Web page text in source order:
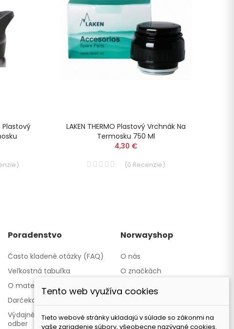
Plastový
)
LAKEN THERMO Plastový Vrchnák Na
Termosku 750 Ml
4,30 €
(0 Recenzie)
Poradenstvo
Často kladené otázky (FAQ)
Veľkostná tabuľka
O materiáloch
Darčekové poukazy
Výdajné miesto - Osobný
odber
Norwayshop
O nás
O značkách
Kontakty a obchody
Naša značka TATLAND
Tento web využíva cookies
Tieto webové stránky ukladajú v súlade so zákonmi na
vaše zariadenie súbory, všeobecne nazývané cookies.